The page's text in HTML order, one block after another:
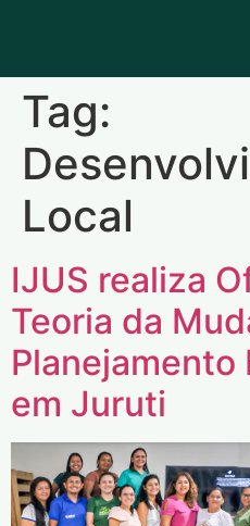
Tag:
Local
IJUS realiza
Teoria da
em Juruti